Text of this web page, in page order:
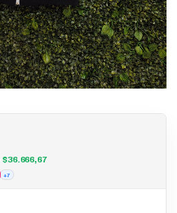
$36.666,67
+7